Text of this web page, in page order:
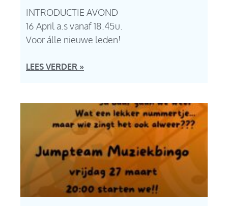
INTRODUCTIE AVOND
16 April a.s vanaf 18.45u.
Voor álle nieuwe leden!
LEES VERDER »